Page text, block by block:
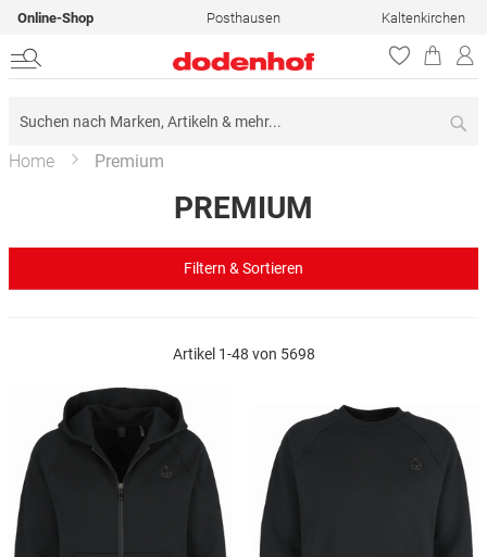
Online-Shop Posthausen Kaltenkirchen
Home Premium
PREMIUM
Artikel 1-48 von 5698
Filtern & Sortieren